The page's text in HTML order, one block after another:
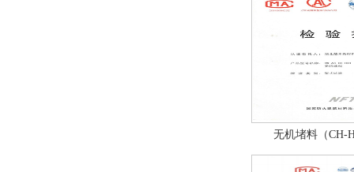
无机堵料（CH-